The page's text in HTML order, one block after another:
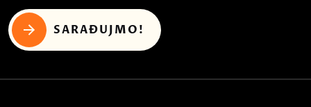
SARAĐUJMO!